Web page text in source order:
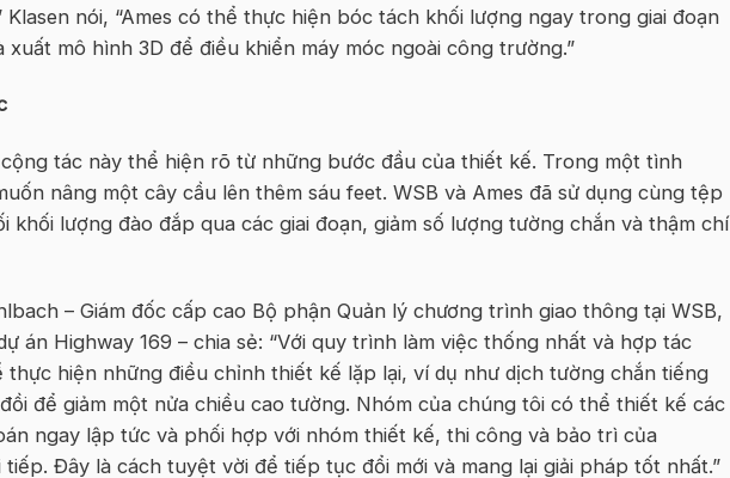
Klasen nói, “Ames có thể thực hiện bóc tách khối lượng ngay trong giai đoạn
xuất mô hình 3D để điều khiển máy móc ngoài công trường.”
tác này thể hiện rõ từ những bước đầu của thiết kế. Trong một tình
nâng một cây cầu lên thêm sáu feet. WSB và Ames đã sử dụng cùng tệp
khối lượng đào đắp qua các giai đoạn, giảm số lượng tường chắn và thậm chí
– Giám đốc cấp cao Bộ phận Quản lý chương trình giao thông tại WSB,
án Highway 169 – chia sẻ: “Với quy trình làm việc thống nhất và hợp tác
thực hiện những điều chỉnh thiết kế lặp lại, ví dụ như dịch tường chắn tiếng
để giảm một nửa chiều cao tường. Nhóm của chúng tôi có thể thiết kế các
ngay lập tức và phối hợp với nhóm thiết kế, thi công và bảo trì của
Đây là cách tuyệt vời để tiếp tục đổi mới và mang lại giải pháp tốt nhất.”